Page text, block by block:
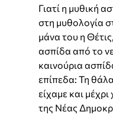
Γιατί η μυθική
στη μυθολογία
μάνα του η
ασπίδα από το
καινούρια
επίπεδα: Τη
είχαμε και
της Νέας